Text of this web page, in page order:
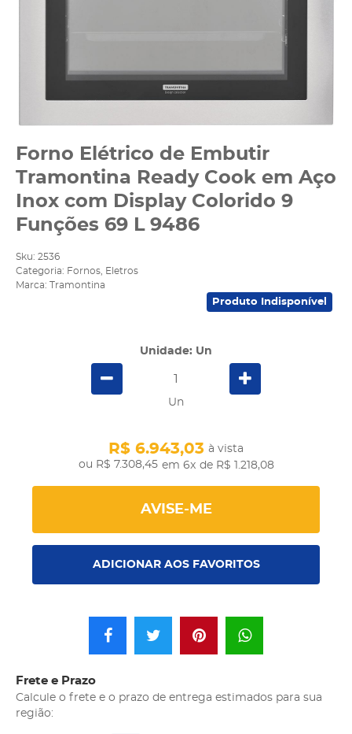
Forno Elétrico de Embutir
Tramontina Ready Cook em Aço
Inox com Display Colorido 9
Funções 69 L 9486
Sku: 2536
Categoria: Fornos
Eletros
Marca:
Tramontina
Produto Indisponível
Unidade: Un
Un
R$ 7.308,45
R$ 6.943,03 à vista
em 6x de R$ 1.218,08
AVISE-ME
ADICIONAR AOS FAVORITOS
Frete e Prazo
Calcule o frete e o prazo de entrega estimados para sua
região: